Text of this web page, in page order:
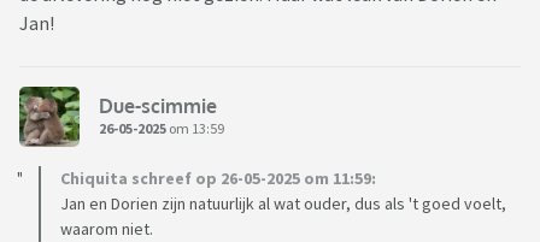
Jan!
Due-scimmie
26-05-2025 om 13:59
Chiquita schreef op 26-05-2025 om 11:59:
Jan en Dorien zijn natuurlijk al wat ouder, dus als 't goed voelt,
waarom niet.